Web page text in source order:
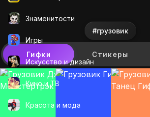
Знаменитости
Игры
Искусcтво и дизайн
Кино и ТВ
Красота и мода
#грузовик
Гифки Стикеры